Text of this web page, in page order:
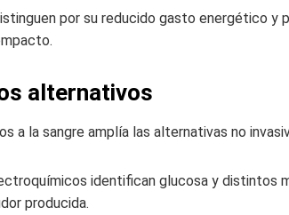
por su reducido gasto energético y
alternativos
a la sangre amplía las alternativas no
identifican glucosa y distintos
producida.